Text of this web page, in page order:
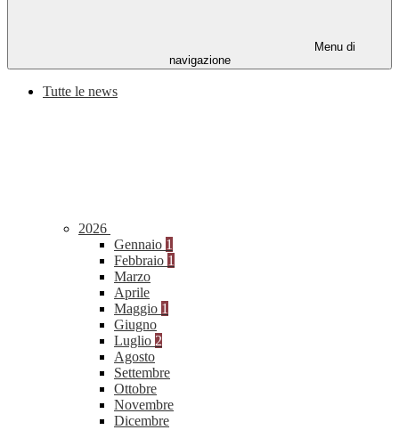
Menu di
navigazione
Tutte le news
2026
Gennaio 1
Febbraio 1
Marzo
Aprile
Maggio 1
Giugno
Luglio 2
Agosto
Settembre
Ottobre
Novembre
Dicembre